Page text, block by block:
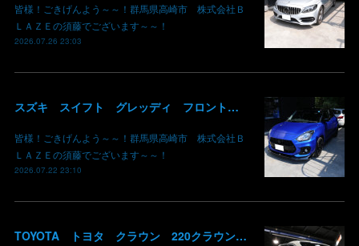
皆様！ごきげんよう～～！群馬県高崎市 株式会社Ｂ
ＬＡＺＥの須藤でございます～～！
2026.07.26 23:03
スズキ スイフト グレッディ フロントリップスポイラー リアウイング 塗装 カーボン クリア 持込み部品 取り付け 群馬 高崎
皆様！ごきげんよう～～！群馬県高崎市 株式会社Ｂ
ＬＡＺＥの須藤でございます～～！
2026.07.22 23:10
TOYOTA トヨタ クラウン 220クラウン 持ち込みマフラー交換 群馬県高崎市 株式会社BLAZE